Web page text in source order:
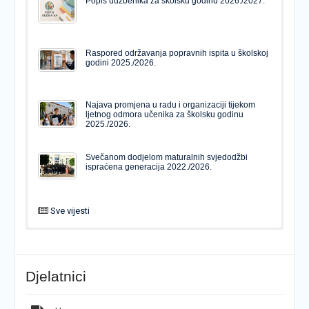
Raspored održavanja popravnih ispita u školskoj
godini 2025./2026.
Najava promjena u radu i organizaciji tijekom
ljetnog odmora učenika za školsku godinu
2025./2026.
Svečanom dodjelom maturalnih svjedodžbi
ispraćena generacija 2022./2026.
Sve vijesti
Popis udžbenika za školsku godinu 2026./2027.
Natječaj za upis u 1. razred Katoličke gimnazije s
pravom javnosti
Djelatnici